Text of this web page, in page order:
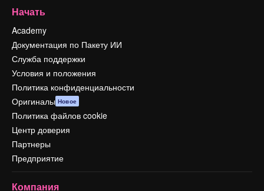
Начать
Academy
Документация по Пакету ИИ
Служба поддержки
Условия и положения
Политика конфиденциальности
Оригиналы Новое
Политика файлов cookie
Центр доверия
Партнеры
Предприятие
Компания